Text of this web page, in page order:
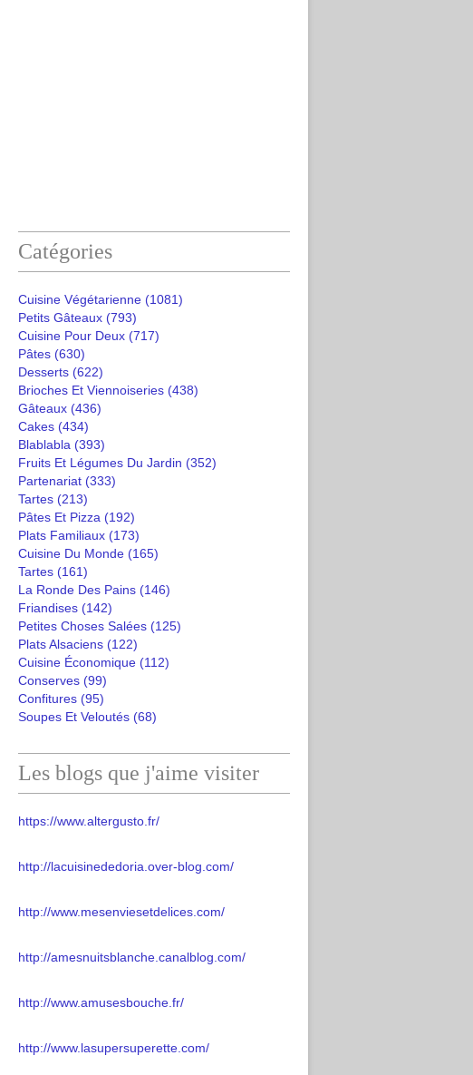
Catégories
Cuisine Végétarienne (1081)
Petits Gâteaux (793)
Cuisine Pour Deux (717)
Pâtes (630)
Desserts (622)
Brioches Et Viennoiseries (438)
Gâteaux (436)
Cakes (434)
Blablabla (393)
Fruits Et Légumes Du Jardin (352)
Partenariat (333)
Tartes (213)
Pâtes Et Pizza (192)
Plats Familiaux (173)
Cuisine Du Monde (165)
Tartes (161)
La Ronde Des Pains (146)
Friandises (142)
Petites Choses Salées (125)
Plats Alsaciens (122)
Cuisine Économique (112)
Conserves (99)
Confitures (95)
Soupes Et Veloutés (68)
Les blogs que j'aime visiter
https://www.altergusto.fr/
http://lacuisinededoria.over-blog.com/
http://www.mesenviesetdelices.com/
http://amesnuitsblanche.canalblog.com/
http://www.amusesbouche.fr/
http://www.lasupersuperette.com/